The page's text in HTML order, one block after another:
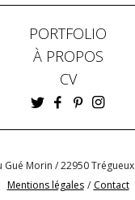
PORTFOLIO
À PROPOS
CV
Gué Morin / 22950 Trégueux
Mentions légales / Contact